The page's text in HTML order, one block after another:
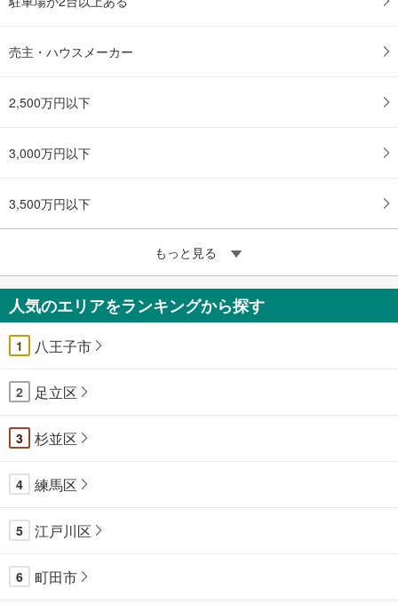
売主・ハウスメーカー
2,500万円以下
3,000万円以下
3,500万円以下
もっと見る
人気のエリアをランキングから探す
1 八王子市
2 足立区
3 杉並区
4 練馬区
5 江戸川区
6 町田市